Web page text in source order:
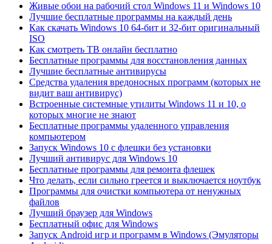
Живые обои на рабочий стол Windows 11 и Windows 10
Лучшие бесплатные программы на каждый день
Как скачать Windows 10 64-бит и 32-бит оригинальный
ISO
Как смотреть ТВ онлайн бесплатно
Бесплатные программы для восстановления данных
Лучшие бесплатные антивирусы
Средства удаления вредоносных программ (которых не
видит ваш антивирус)
Встроенные системные утилиты Windows 11 и 10, о
которых многие не знают
Бесплатные программы удаленного управления
компьютером
Запуск Windows 10 с флешки без установки
Лучший антивирус для Windows 10
Бесплатные программы для ремонта флешек
Что делать, если сильно греется и выключается ноутбук
Программы для очистки компьютера от ненужных
файлов
Лучший браузер для Windows
Бесплатный офис для Windows
Запуск Android игр и программ в Windows (Эмуляторы